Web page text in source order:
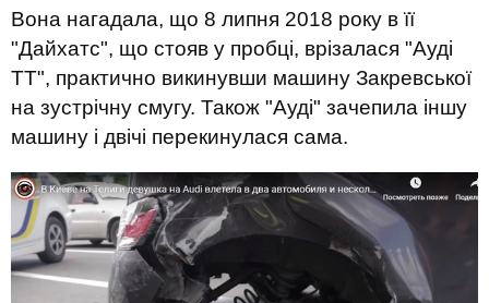
Вона нагадала, що 8 липня 2018 року в її
"Дайхатс", що стояв у пробці, врізалася "Ауді
ТТ", практично викинувши машину Закревської
на зустрічну смугу. Також "Ауді" зачепила іншу
машину і двічі перекинулася сама.